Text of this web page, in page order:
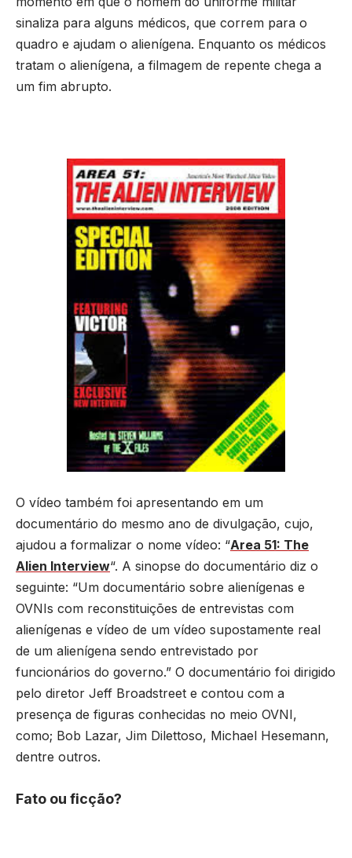
sinaliza para alguns médicos, que correm para o
quadro e ajudam o alienígena. Enquanto os médicos
tratam o alienígena, a filmagem de repente chega a
um fim abrupto.
O vídeo também foi apresentando em um
documentário do mesmo ano de divulgação, cujo,
ajudou a formalizar o nome vídeo: “Area 51: The
Alien Interview“. A sinopse do documentário diz o
seguinte: “Um documentário sobre alienígenas e
OVNIs com reconstituições de entrevistas com
alienígenas e vídeo de um vídeo supostamente real
de um alienígena sendo entrevistado por
funcionários do governo.” O documentário foi dirigido
pelo diretor Jeff Broadstreet e contou com a
presença de figuras conhecidas no meio OVNI,
como; Bob Lazar, Jim Dilettoso, Michael Hesemann,
dentre outros.
Fato ou ficção?